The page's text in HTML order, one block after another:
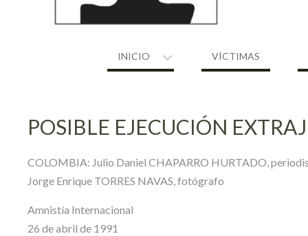
INICIO VÍCTIMAS
POSIBLE EJECUCIÓN
COLOMBIA: Julio Daniel CHAPARRO HURTADO,
Jorge Enrique TORRES NAVAS, fotógrafo
Amnistía Internacional
26 de abril de 1991